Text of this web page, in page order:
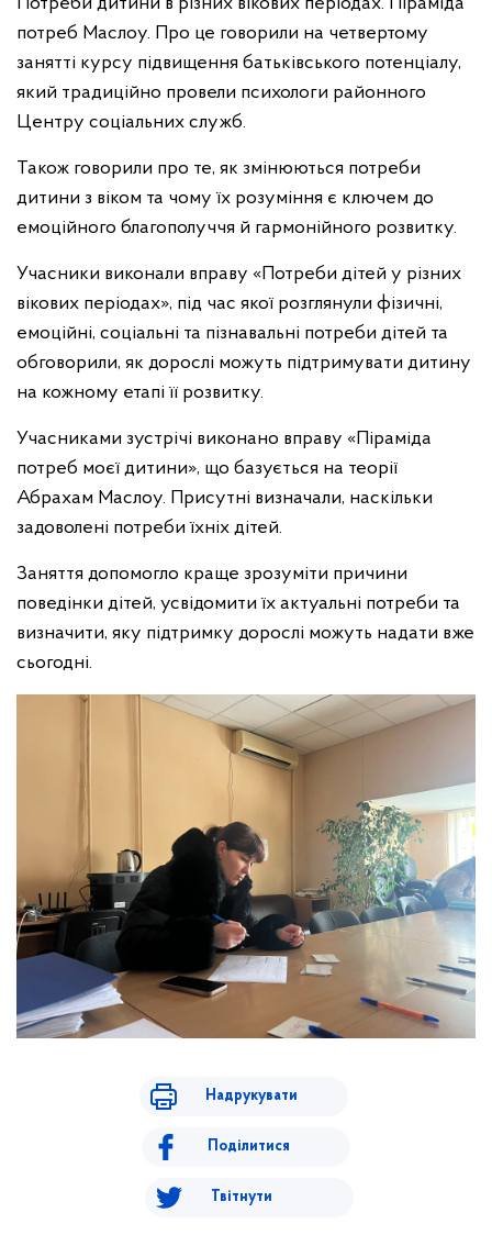
потреб Маслоу. Про це говорили на четвертому
занятті курсу підвищення батьківського потенціалу,
який традиційно провели психологи районного
Центру соціальних служб.
Також говорили про те, як змінюються потреби
дитини з віком та чому їх розуміння є ключем до
емоційного благополуччя й гармонійного розвитку.
Учасники виконали вправу «Потреби дітей у різних
вікових періодах», під час якої розглянули фізичні,
емоційні, соціальні та пізнавальні потреби дітей та
обговорили, як дорослі можуть підтримувати дитину
на кожному етапі її розвитку.
Учасниками зустрічі виконано вправу «Піраміда
потреб моєї дитини», що базується на теорії
Абрахам Маслоу. Присутні визначали, наскільки
задоволені потреби їхніх дітей.
Заняття допомогло краще зрозуміти причини
поведінки дітей, усвідомити їх актуальні потреби та
визначити, яку підтримку дорослі можуть надати вже
сьогодні.
Надрукувати
Поділитися
Твітнути